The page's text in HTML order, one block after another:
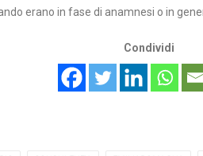
erano in fase di anamnesi o in
Condividi